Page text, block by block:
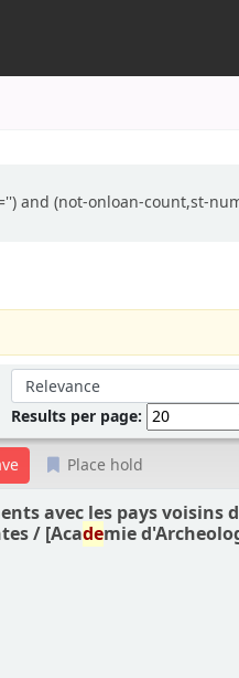
and (not-onloan-count,st-
Sort by:
Results per page:
Place hold
avec les pays voisins
/ [Academie